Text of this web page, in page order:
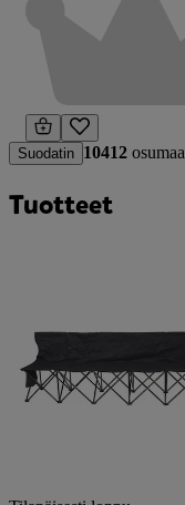
Suodatin 10412 osumaa
Tuotteet